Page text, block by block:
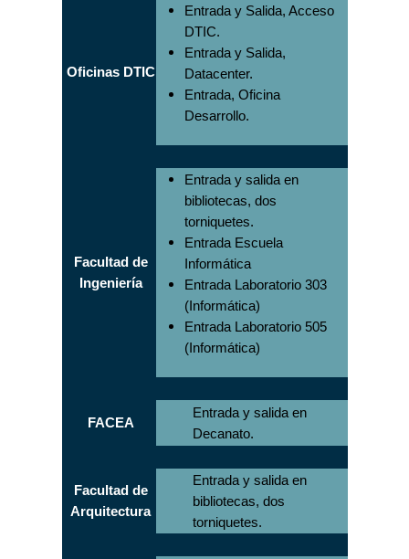
Oficinas DTIC
Entrada y Salida, Acceso
DTIC.
Entrada y Salida,
Datacenter.
Entrada, Oficina
Desarrollo.
Facultad de
Ingeniería
Entrada y salida en
bibliotecas, dos
torniquetes.
Entrada Escuela
Informática
Entrada Laboratorio 303
(Informática)
Entrada Laboratorio 505
(Informática)
FACEA
Entrada y salida en
Decanato.
Facultad de
Arquitectura
Entrada y salida en
bibliotecas, dos
torniquetes.